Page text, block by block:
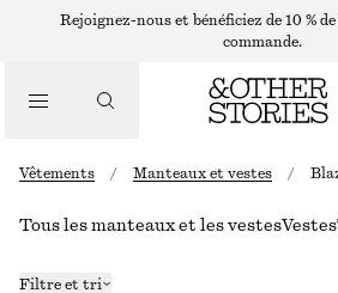
Rejoignez-nous et bénéficiez de 10 %
commande.
Vêtements / Manteaux et vestes /
Tous les manteaux et les vestesVestes
Filtre et tri